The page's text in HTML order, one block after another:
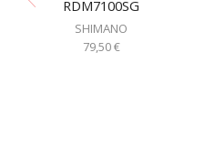
RDM7100SG
SHIMANO
79,50€